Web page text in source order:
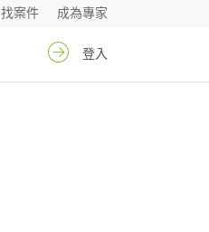
成為專家
找案件
登入